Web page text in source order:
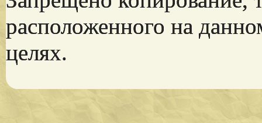
расположенного на
целях.